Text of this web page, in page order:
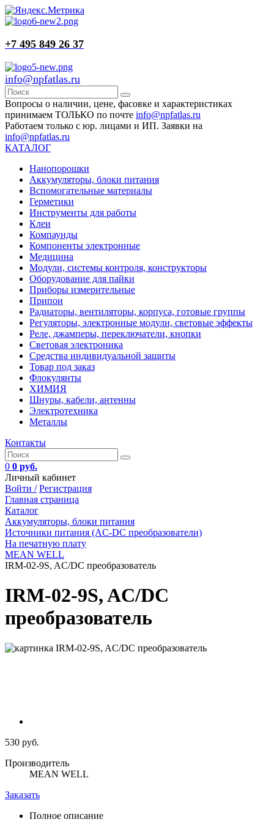
+7 495 849 26 37
info@npfatlas.ru
Вопросы о наличии, цене, фасовке и характеристиках
принимаем ТОЛЬКО по почте info@npfatlas.ru
Работаем только с юр. лицами и ИП. Заявки на
info@npfatlas.ru
КАТАЛОГ
Нанопорошки
Аккумуляторы, блоки питания
Вспомогательные материалы
Герметики
Инструменты для работы
Клеи
Компаунды
Компоненты электронные
Медицина
Модули, системы контроля, конструкторы
Оборудование для пайки
Приборы измерительные
Припои
Радиаторы, вентиляторы, корпуса, готовые группы
Регуляторы, электронные модули, световые эффекты
Реле, джамперы, переключатели, кнопки
Световая электроника
Средства индивидуальной защиты
Товар под заказ
Флокулянты
ХИМИЯ
Шнуры, кабели, антенны
Электротехника
Металлы
Контакты
0 0 руб.
Личный кабинет
Войти / Регистрация
Главная страница
Каталог
Аккумуляторы, блоки питания
Источники питания (AC-DC преобразователи)
На печатную плату
MEAN WELL
IRM-02-9S, AC/DC преобразователь
IRM-02-9S, AC/DC
преобразователь
530 руб.
Производитель
MEAN WELL
Заказать
Полное описание